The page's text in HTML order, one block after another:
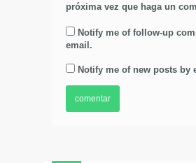
próxima vez que haga un
Notify me of follow-up
email.
Notify me of new posts by